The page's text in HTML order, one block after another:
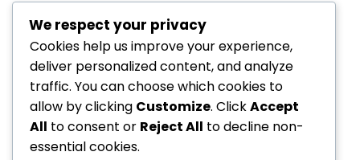
Em resposta a disputas contínuas, várias
partes interessadas propuseram reformas
para melhorar o processo de classificação
noténis em cadeira de rodas. As sugestões
incluem a implementação de protocolos de
avaliação mais rigorosos e o aumento da
transparência na tomada de decisões para
We respect your privacy
Cookies help us improve your experience,
deliver personalized content, and analyze
traffic. You can choose which cookies to
allow by clicking Customize. ClickAccept
All to consent or Reject All to decline non-
essential cookies.